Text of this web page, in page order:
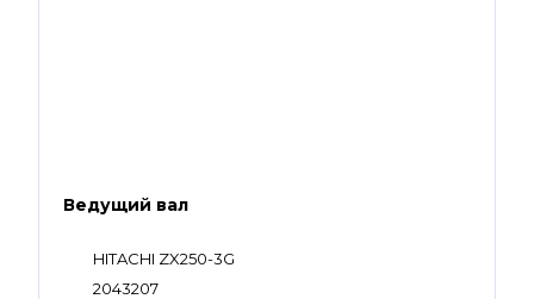
Ведущий вал
HITACHI ZX250-3G
2043207